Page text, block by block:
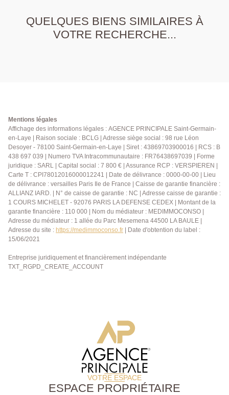
QUELQUES BIENS SIMILAIRES À
VOTRE RECHERCHE...
Mentions légales
Affichage des informations légales : AGENCE PRINCIPALE Saint-Germain-
en-Laye | Raison sociale : BCLG | Adresse siège social : 98 rue Léon
Desoyer - 78100 Saint-Germain-en-Laye | Siret : 43869703900016 | RCS : B
438 697 039 | Numero TVA Intracommunautaire : FR76438697039 | Forme
juridique : SARL | Capital social : 7 800 € | Assurance RCP : VERSPIEREN |
Carte T : CPI78012016000012241 | Date de délivrance : 0000-00-00 | Lieu
de délivrance : versailles Paris Ile de France | Caisse de garantie financière :
ALLIANZ IARD. | N° de caisse de garantie : NC | Adresse caisse de garantie :
1 COURS MICHELET - 92076 PARIS LA DEFENSE CEDEX | Montant de la
garantie financière : 110 000 | Nom du médiateur : MEDIMMOCONSO |
Adresse du médiateur : 1 allée du Parc Mesemena 44500 LA BAULE |
Adresse du site : https://medimmoconso.fr | Date d'obtention du label :
15/06/2021
Entreprise juridiquement et financièrement indépendante
TXT_RGPD_CREATE_ACCOUNT
VOTRE ESPACE
ESPACE PROPRIÉTAIRE